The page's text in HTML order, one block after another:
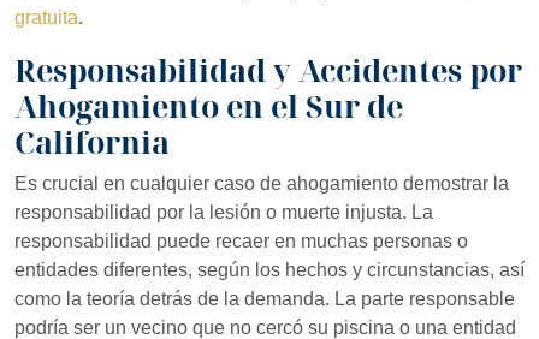
gratuita.
Responsabilidad y Accidentes por
Ahogamiento en el Sur de
California
Es crucial en cualquier caso de ahogamiento demostrar la
responsabilidad por la lesión o muerte injusta. La
responsabilidad puede recaer en muchas personas o
entidades diferentes, según los hechos y circunstancias, así
como la teoría detrás de la demanda. La parte responsable
podría ser un vecino que no cercó su piscina o una entidad